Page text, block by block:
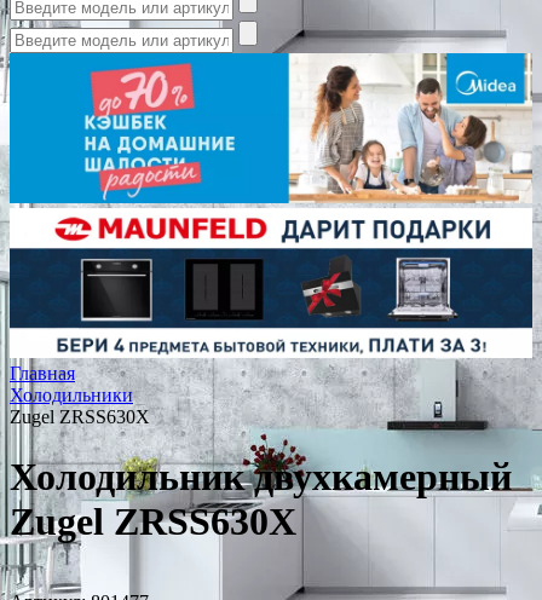
Главная
Холодильники
Zugel ZRSS630X
Холодильник двухкамерный
Zugel ZRSS630X